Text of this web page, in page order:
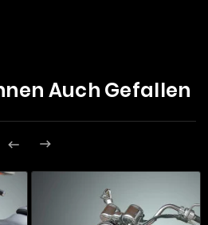
Auch Gefallen
 